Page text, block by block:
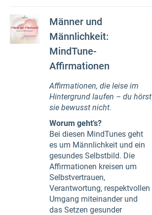
Männer und
Männlichkeit:
MindTune-
Affirmationen
Affirmationen, die leise im
Hintergrund laufen – du hörst
sie bewusst nicht.
Worum geht’s?
Bei diesen MindTunes geht
es um Männlichkeit und ein
gesundes Selbstbild. Die
Affirmationen kreisen um
Selbstvertrauen,
Verantwortung, respektvollen
Umgang miteinander und
das Setzen gesunder